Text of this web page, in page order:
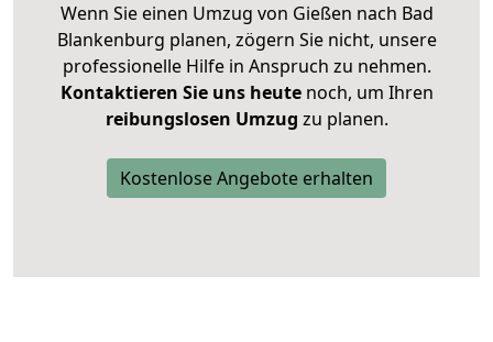
Wenn Sie einen Umzug von Gießen nach Bad
Blankenburg planen, zögern Sie nicht, unsere
professionelle Hilfe in Anspruch zu nehmen.
Kontaktieren Sie uns heutenoch, um Ihren
reibungslosen Umzug zu planen.
Kostenlose Angebote erhalten